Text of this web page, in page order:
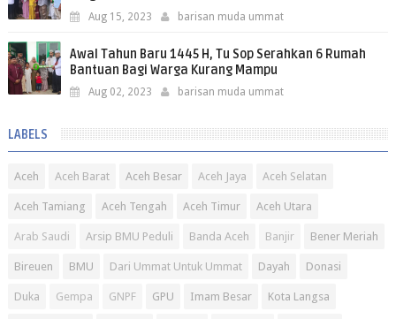
Aug 15, 2023 barisan muda ummat
Awal Tahun Baru 1445 H, Tu Sop Serahkan 6 Rumah
Bantuan Bagi Warga Kurang Mampu
Aug 02, 2023 barisan muda ummat
LABELS
Aceh Aceh Barat Aceh Besar Aceh Jaya Aceh Selatan
Aceh Tamiang Aceh Tengah Aceh Timur Aceh Utara
Arab Saudi Arsip BMU Peduli Banda Aceh Banjir Bener Meriah
Bireuen BMU Dari Ummat Untuk Ummat Dayah Donasi
Duka Gempa GNPF GPU Imam Besar Kota Langsa